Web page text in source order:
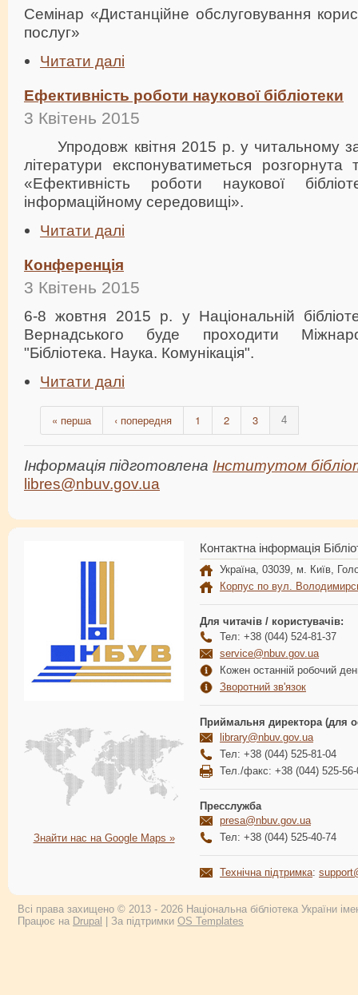
Семінар «Дистанційне обслуговування
послуг»
Читати далі
Ефективність роботи наукової бібліотеки
3 Квітень 2015
Упродовж квітня 2015 р. у читальному
літератури експонуватиметься розгорнута
«Ефективність роботи наукової
інформаційному середовищі».
Читати далі
Конференція
3 Квітень 2015
6-8 жовтня 2015 р. у Національній
Вернадського буде проходити
"Бібліотека. Наука. Комунікація".
Читати далі
« перша ‹ попередня 1 2 3 4
Інформація підготовлена Інститутом
libres@nbuv.gov.ua
Знайти нас на Google Maps »
Контактна інформація
Україна, 03039, м. Київ,
Корпус по вул.
Для читачів / користувачів:
Тел: +38 (044) 524-81-37
service@nbuv.gov.ua
Кожен останній робочий
Зворотний зв'язок
Приймальня директора (для
library@nbuv.gov.ua
Тел: +38 (044) 525-81-04
Тел./факс: +38 (044) 525-56-
Пресслужба
presa@nbuv.gov.ua
Тел: +38 (044) 525-40-74
Технічна підтримка:
Всі права захищено © 2013 - 2026 Національна бібліотека України
Працює на Drupal | За підтримки OS Templates